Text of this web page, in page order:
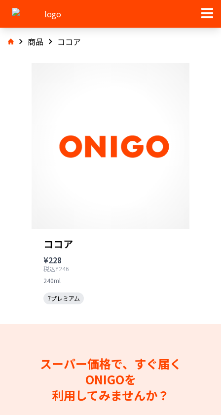
商品 ココア
ココア
¥228
税込¥246
240ml
7プレミアム
スーパー価格で、すぐ届く
ONIGOを
利用してみませんか？